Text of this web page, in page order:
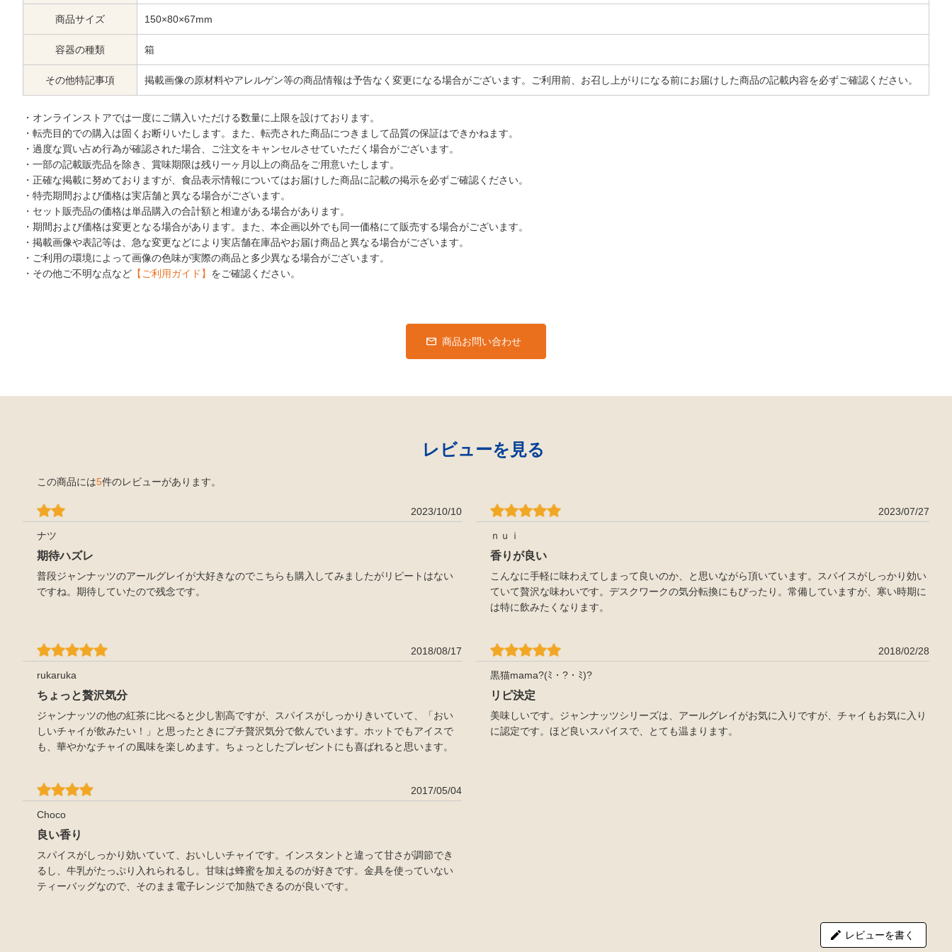
商品サイズ 150×80×67mm
容器の種類 箱
その他特記事項 掲載画像の原材料やアレルゲン等の商品情報は予告なく変更になる場合がございます。ご利用前、お召し上がりになる前にお届けした商品の記載内容を必ずご確認ください。
・オンラインストアでは一度にご購入いただける数量に上限を設けております。
・転売目的での購入は固くお断りいたします。また、転売された商品につきまして品質の保証はできかねます。
・過度な買い占め行為が確認された場合、ご注文をキャンセルさせていただく場合がございます。
・一部の記載販売品を除き、賞味期限は残り一ヶ月以上の商品をご用意いたします。
・正確な掲載に努めておりますが、食品表示情報についてはお届けした商品に記載の掲示を必ずご確認ください。
・特売期間および価格は実店舗と異なる場合がございます。
・セット販売品の価格は単品購入の合計額と相違がある場合があります。
・期間および価格は変更となる場合があります。また、本企画以外でも同一価格にて販売する場合がございます。
・掲載画像や表記等は、急な変更などにより実店舗在庫品やお届け商品と異なる場合がございます。
・ご利用の環境によって画像の色味が実際の商品と多少異なる場合がございます。
・その他ご不明な点など 【ご利用ガイド】 をご確認ください。
商品お問い合わせ
レビューを見る
この商品には5件のレビューがあります。
2023/10/10
ナツ
期待ハズレ
普段ジャンナッツのアールグレイが大好きなのでこちらも購入してみましたがリピートはない
ですね。期待していたので残念です。
2023/07/27
ｎｕｉ
香りが良い
こんなに手軽に味わえてしまって良いのか、と思いながら頂いています。スパイスがしっかり効い
ていて贅沢な味わいです。デスクワークの気分転換にもぴったり。常備していますが、寒い時期に
は特に飲みたくなります。
2018/08/17
rukaruka
ちょっと贅沢気分
ジャンナッツの他の紅茶に比べると少し割高ですが、スパイスがしっかりきいていて、「おい
しいチャイが飲みたい！」と思ったときにプチ贅沢気分で飲んでいます。ホットでもアイスで
も、華やかなチャイの風味を楽しめます。ちょっとしたプレゼントにも喜ばれると思います。
2018/02/28
黒猫mama?(ﾐ・?・ﾐ)?
リピ決定
美味しいです。ジャンナッツシリーズは、アールグレイがお気に入りですが、チャイもお気に入り
に認定です。ほど良いスパイスで、とても温まります。
2017/05/04
Choco
良い香り
スパイスがしっかり効いていて、おいしいチャイです。インスタントと違って甘さが調節でき
るし、牛乳がたっぷり入れられるし。甘味は蜂蜜を加えるのが好きです。金具を使っていない
ティーバッグなので、そのまま電子レンジで加熱できるのが良いです。
レビューを書く